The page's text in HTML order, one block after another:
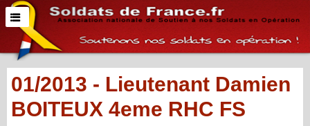
01/2013 - Lieutenant Damien
BOITEUX 4eme RHC FS